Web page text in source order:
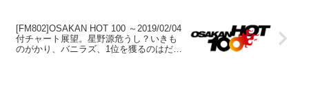
[FM802]OSAKAN HOT 100 ～2019/02/04
付チャート展望。星野源危うし？いきも
のがかり、バニラズ、1位を獲るのはだれ